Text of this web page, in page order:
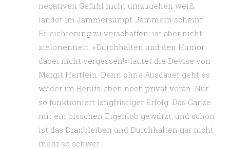
negativen Gefühl nicht umzugehen weiß,
landet im Jammersumpf. Jammern scheint
Erleichterung zu verschaffen, ist aber nicht
zielorientiert. »Durchhalten und den Humor
dabei nicht vergessen!« lautet die Devise von
Margit Hertlein. Denn ohne Ausdauer geht es
weder im Berufsleben noch privat voran. Nur
so funktioniert langfristiger Erfolg. Das Ganze
mit ein bisschen Eigenlob gewürzt, und schon
ist das Dranbleiben und Durchhalten gar nicht
mehr so schwer…